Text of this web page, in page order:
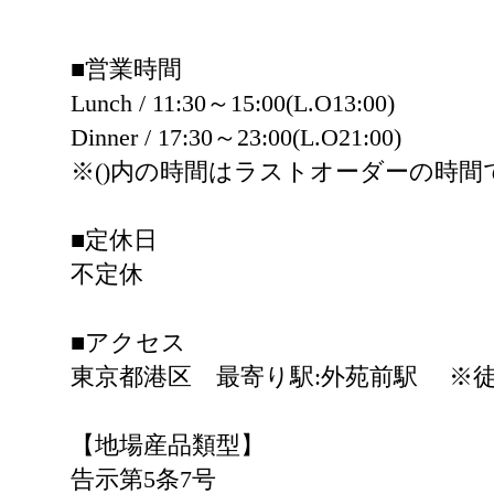
■営業時間
Lunch / 11:30～15:00(L.O13:00)
Dinner / 17:30～23:00(L.O21:00)
※()内の時間はラストオーダーの時間
■定休日
不定休
■アクセス
東京都港区 最寄り駅:外苑前駅 ※徒
【地場産品類型】
告示第5条7号